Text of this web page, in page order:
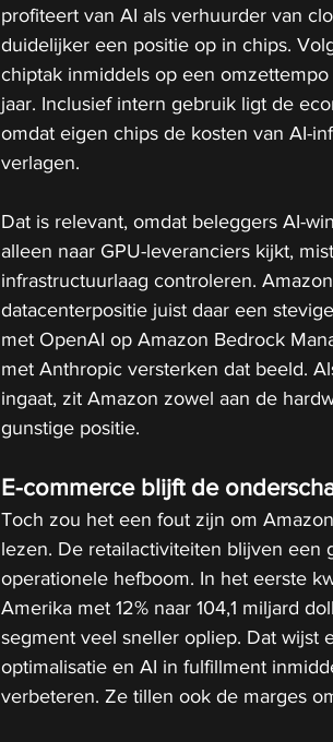
profiteert van AI als verhuurder van
duidelijker een positie op in chips.
chiptak inmiddels op een
jaar. Inclusief intern gebruik ligt de
omdat eigen chips de kosten van AI-
verlagen.
Dat is relevant, omdat beleggers AI-
alleen naar GPU-leveranciers kijkt,
infrastructuurlaag controleren.
datacenterpositie juist daar een
met OpenAI op Amazon Bedrock
met Anthropic versterken dat beeld.
ingaat, zit Amazon zowel aan de
gunstige positie.
E-commerce blijft de
Toch zou het een fout zijn om
lezen. De retailactiviteiten blijven een
operationele hefboom. In het eerste
Amerika met 12% naar 104,1 miljard
segment veel sneller opliep. Dat wijst
optimalisatie en AI in fulfillment
verbeteren. Ze tillen ook de marges